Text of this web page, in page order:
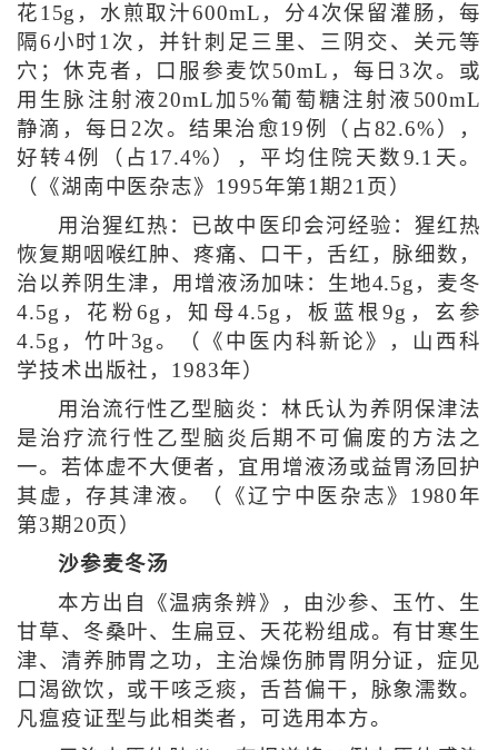
花15g，水煎取汁600mL，分4次保留灌肠，每
隔6小时1次，并针刺足三里、三阴交、关元等
穴；休克者，口服参麦饮50mL，每日3次。或
用生脉注射液20mL加5%葡萄糖注射液500mL
静滴，每日2次。结果治愈19例（占82.6%），
好转4例（占17.4%），平均住院天数9.1天。
（《湖南中医杂志》1995年第1期21页）
用治猩红热：已故中医印会河经验：猩红热
恢复期咽喉红肿、疼痛、口干，舌红，脉细数，
治以养阴生津，用增液汤加味：生地4.5g，麦冬
4.5g，花粉6g，知母4.5g，板蓝根9g，玄参
4.5g，竹叶3g。（《中医内科新论》，山西科
学技术出版社，1983年）
用治流行性乙型脑炎：林氏认为养阴保津法
是治疗流行性乙型脑炎后期不可偏废的方法之
一。若体虚不大便者，宜用增液汤或益胃汤回护
其虚，存其津液。（《辽宁中医杂志》1980年
第3期20页）
沙参麦冬汤
本方出自《温病条辨》，由沙参、玉竹、生
甘草、冬桑叶、生扁豆、天花粉组成。有甘寒生
津、清养肺胃之功，主治燥伤肺胃阴分证，症见
口渴欲饮，或干咳乏痰，舌苔偏干，脉象濡数。
凡瘟疫证型与此相类者，可选用本方。